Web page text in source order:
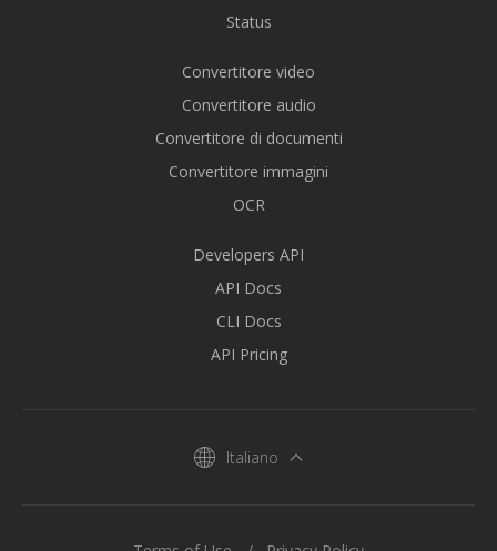
Status
Convertitore video
Convertitore audio
Convertitore di documenti
Convertitore immagini
OCR
Developers API
API Docs
CLI Docs
API Pricing
Italiano